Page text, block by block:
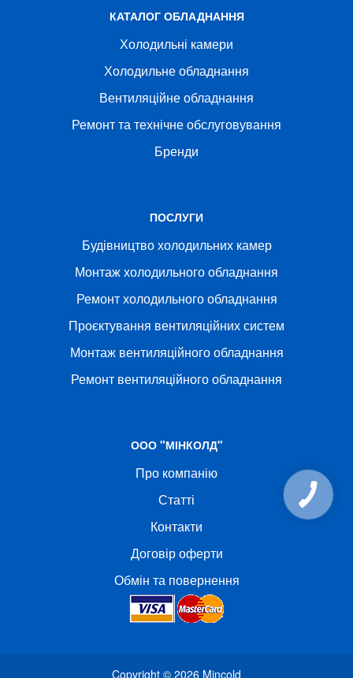
КАТАЛОГ ОБЛАДНАННЯ
Холодильні камери
Холодильне обладнання
Вентиляційне обладнання
Ремонт та технічне обслуговування
Бренди
ПОСЛУГИ
Будівництво холодильних камер
Монтаж холодильного обладнання
Ремонт холодильного обладнання
Проєктування вентиляційних систем
Монтаж вентиляційного обладнання
Ремонт вентиляційного обладнання
ООО "МІНКОЛД"
Про компанію
Статті
Контакти
Договір оферти
Обмін та повернення
Copyright © 2026 Mincold